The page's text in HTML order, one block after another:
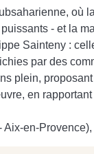
où
- et la
Sainteny :
par des
plein,
en
en-